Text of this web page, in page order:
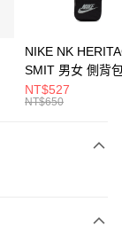
NIKE NK
SMIT 男女 側背
BA5871010
NT$527
NT$650